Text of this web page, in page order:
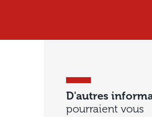
D'autres
pourraient vous